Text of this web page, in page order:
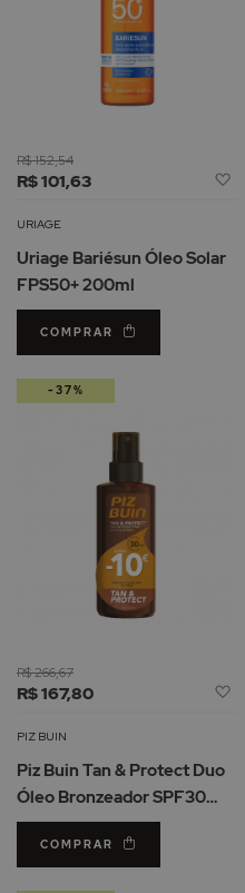
R$ 101,63
R$ 152,54
URIAGE
Uriage Bariésun Óleo Solar
FPS50+ 200ml
COMPRAR
R$ 167,80
R$ 266,67
PIZ BUIN
Piz Buin Tan & Protect Duo
Óleo Bronzeador SPF30
2x150ml
COMPRAR
-37%